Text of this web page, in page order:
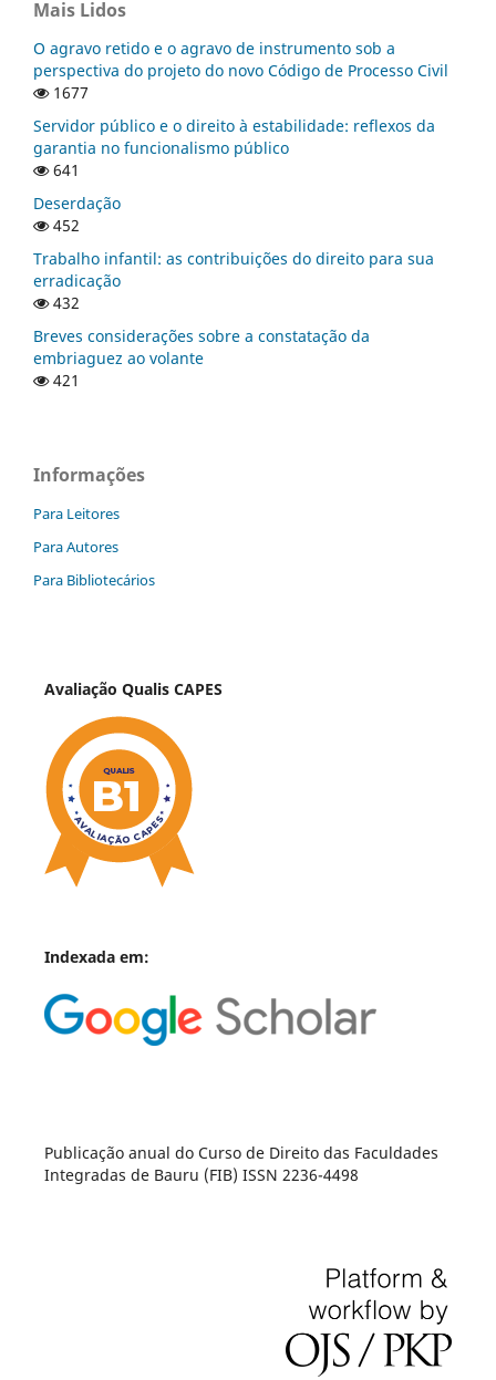
Mais Lidos
O agravo retido e o agravo de instrumento sob a
perspectiva do projeto do novo Código de Processo Civil
1677
Servidor público e o direito à estabilidade: reflexos da
garantia no funcionalismo público
641
Deserdação
452
Trabalho infantil: as contribuições do direito para sua
erradicação
432
Breves considerações sobre a constatação da
embriaguez ao volante
421
Informações
Para Leitores
Para Autores
Para Bibliotecários
Avaliação Qualis CAPES
Indexada em:
Publicação anual do Curso de Direito das Faculdades
Integradas de Bauru (FIB) ISSN 2236-4498